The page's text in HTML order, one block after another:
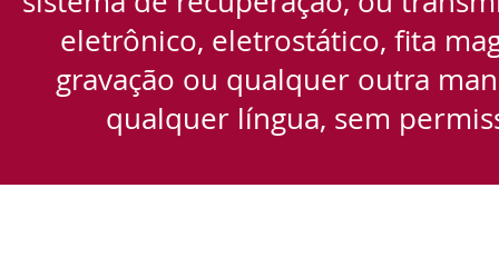
eletrônico, eletrostático, fita
gravação ou qualquer outra
qualquer língua, sem